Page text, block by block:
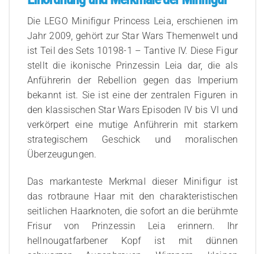
Die LEGO Minifigur Princess Leia, erschienen im
Jahr 2009, gehört zur Star Wars Themenwelt und
ist Teil des Sets 10198-1 – Tantive IV. Diese Figur
stellt die ikonische Prinzessin Leia dar, die als
Anführerin der Rebellion gegen das Imperium
bekannt ist. Sie ist eine der zentralen Figuren in
den klassischen Star Wars Episoden IV bis VI und
verkörpert eine mutige Anführerin mit starkem
strategischem Geschick und moralischen
Überzeugungen.
Das markanteste Merkmal dieser Minifigur ist
das rotbraune Haar mit den charakteristischen
seitlichen Haarknoten, die sofort an die berühmte
Frisur von Prinzessin Leia erinnern. Ihr
hellnougatfarbener Kopf ist mit dünnen